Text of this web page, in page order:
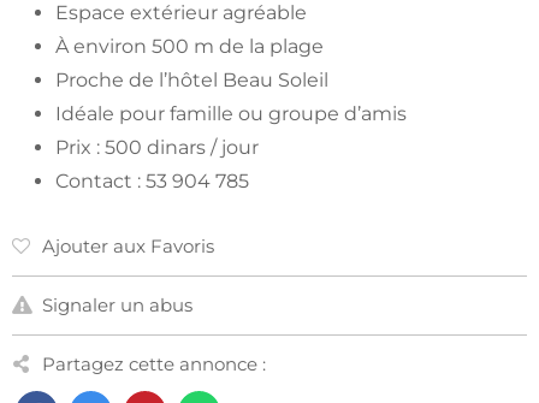
Espace extérieur agréable
À environ 500 m de la plage
Proche de l’hôtel Beau Soleil
Idéale pour famille ou groupe d’amis
Prix : 500 dinars / jour
Contact : 53 904 785
Ajouter aux Favoris
Signaler un abus
Partagez cette annonce :